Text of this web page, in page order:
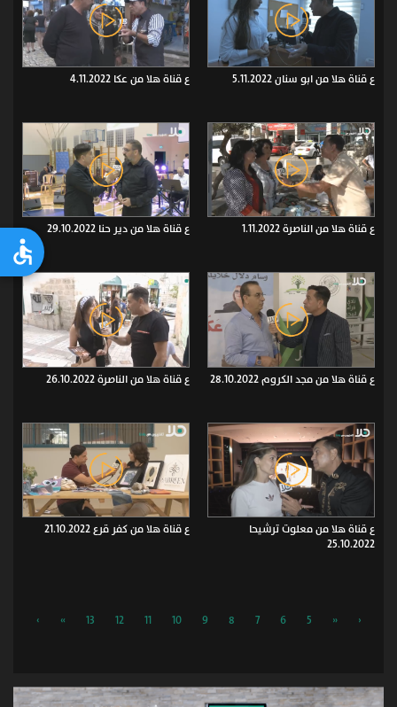
ع قناة هلا من ابو سنان 5.11.2022 ع قناة هلا من عكا 4.11.2022
ع قناة هلا من الناصرة 1.11.2022 ع قناة هلا من دير حنا 29.10.2022
ع قناة هلا من مجد الكروم 28.10.2022 ع قناة هلا من الناصرة 26.10.2022
ع قناة هلا من معلوت ترشيحا
25.10.2022
ع قناة هلا من كفر قرع 21.10.2022
‹
«
5
6
7
8
9
10
11
12
13
»
›